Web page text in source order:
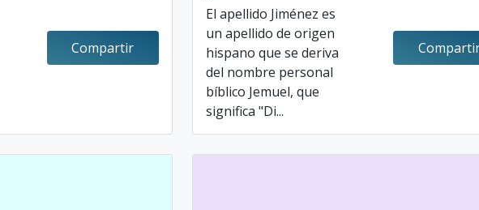
Compartir
El apellido Jiménez es
un apellido de origen
hispano que se deriva
del nombre personal
bíblico Jemuel, que
significa "Di...